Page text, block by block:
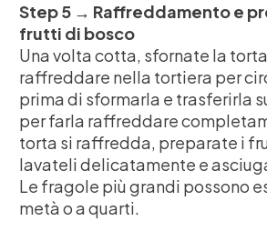
Step 5 → Raffreddamento e
frutti di bosco
Una volta cotta, sfornate la
raffreddare nella tortiera per
prima di sformarla e trasferirla
per farla raffreddare
torta si raffredda, preparate i
lavateli delicatamente e
Le fragole più grandi possono
metà o a quarti.